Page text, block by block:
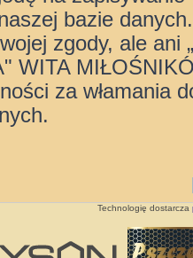
bazie
zgody, ale ani
WITA
za włamania
Technologię dostarcza